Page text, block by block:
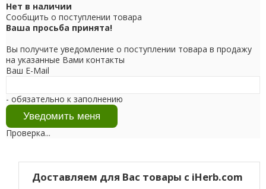
Нет в наличии
Сообщить о поступлении товара
Ваша просьба принята!
Вы получите уведомление о поступлении товара в продажу
на указанные Вами контакты
Ваш E-Mail
- обязательно к заполнению
Проверка...
Доставляем для Вас товары с iHerb.com